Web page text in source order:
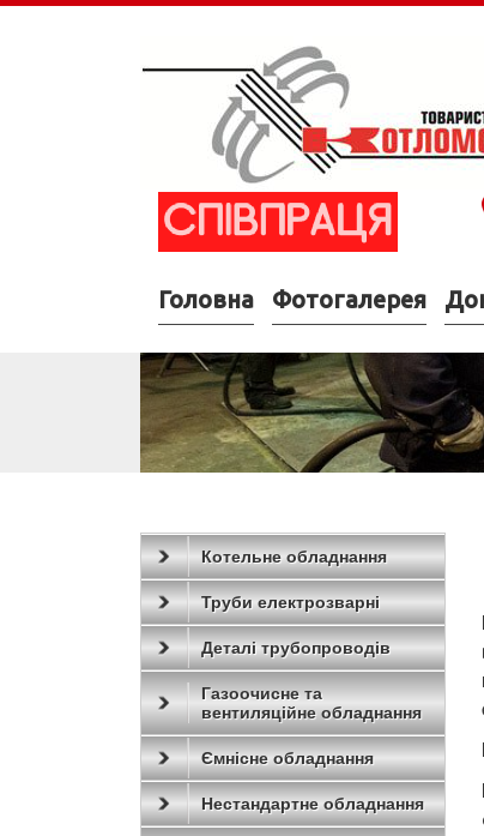
Головна Фотогалерея
Котельне обладнання
Труби електрозварні
Деталі трубопроводів
Газоочисне та
вентиляційне обладнання
Ємнісне обладнання
Нестандартне обладнання